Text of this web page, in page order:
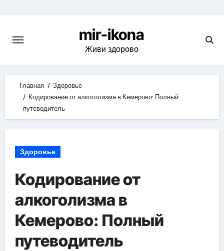
content
mir-ikona
Живи здорово
Главная
Здоровье
Кодирование от алкоголизма в Кемерово: Полный
путеводитель
Здоровье
Кодирование от
алкоголизма в
Кемерово: Полный
путеводитель